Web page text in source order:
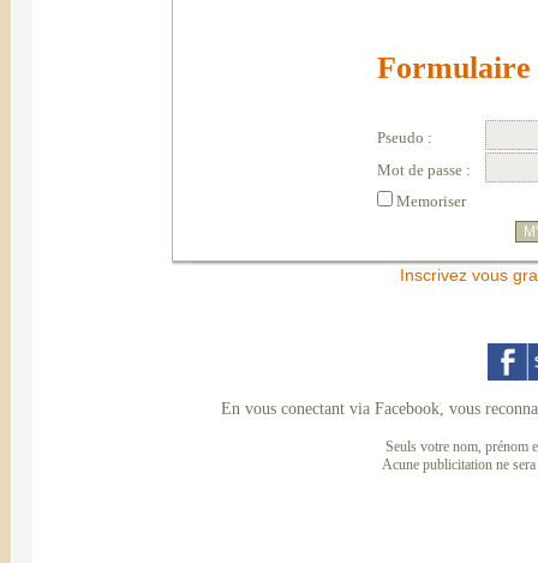
Pseudo :
Mot de passe :
Memoriser
Inscrivez vous
En vous conectant via Facebook, vous
Seuls votre nom, prénom
Acune publicitation ne